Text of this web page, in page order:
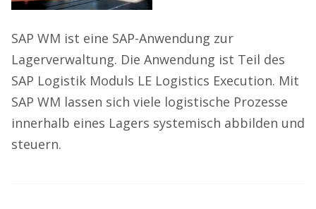
SAP WM ist eine SAP-Anwendung zur
Lagerverwaltung. Die Anwendung ist Teil des
SAP Logistik Moduls LE Logistics Execution. Mit
SAP WM lassen sich viele logistische Prozesse
innerhalb eines Lagers systemisch abbilden und
steuern.